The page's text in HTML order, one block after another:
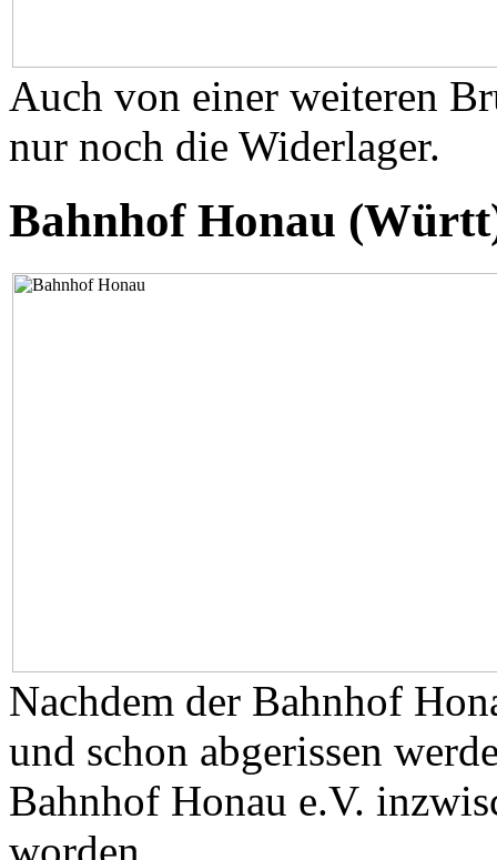
Auch von einer weiteren
nur noch die Widerlager.
Bahnhof Honau
Nachdem der Bahnhof
und schon abgerissen
Bahnhof Honau e.V.
worden.